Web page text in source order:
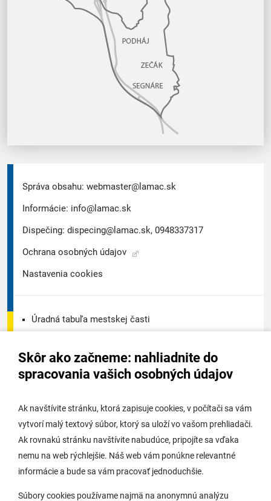
Skôr ako začneme: nahliadnite do
spracovania vašich osobných údajov
Ak navštívite stránku, ktorá zapisuje cookies, v počítači sa vám
vytvorí malý textový súbor, ktorý sa uloží vo vašom prehliadači.
Ak rovnakú stránku navštívite nabudúce, pripojíte sa vďaka
nemu na web rýchlejšie. Náš web vám ponúkne relevantné
informácie a bude sa vám pracovať jednoduchšie.
Súbory cookies používame najmä na anonymnú analýzu
Správa obsahu: webmaster@lamac.sk
Informácie: info@lamac.sk
Dispečing: dispecing@lamac.sk, 0948337317
Ochrana osobných údajov
Nastavenia cookies
Úradná tabuľa mestskej časti
Úradná tabuľa stavebného úradu
Potrebujem vybaviť
Samospráva